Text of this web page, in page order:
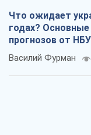
Что ожидает
годах?
прогнозов от НБУ
Василий Фурман